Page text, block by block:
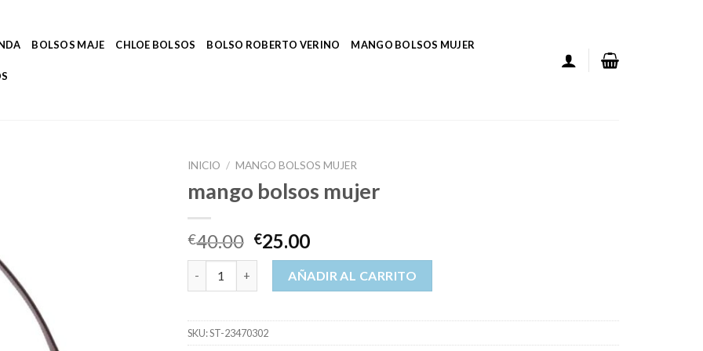
BOLSOS MAJE CHLOE BOLSOS BOLSO ROBERTO VERINO MANGO BOLSOS MUJER
INICIO / MANGO BOLSOS MUJER
mango bolsos mujer
€40.00 €25.00
mango bolsos mujer cantidadAÑADIR AL CARRITO
SKU:ST-23470302